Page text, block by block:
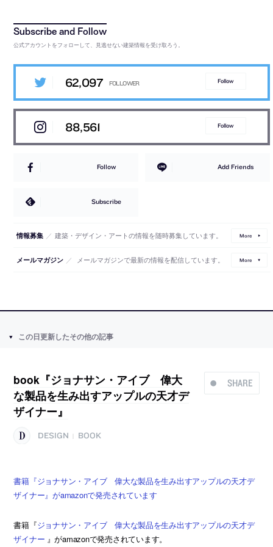
公式アカウントをフォローして、見逃せない建築情報を受け取ろう。
62,097 Follow
88,561 Follow
Follow Add Friends
Subscribe
情報募集 ／ 建築・デザイン・アートの情報を随時募集しています。 More
メールマガジン ／ メールマガジンで最新の情報を配信しています。 More
この日更新したその他の記事
SHARE
book『ジョナサン・アイブ 偉大
な製品を生み出すアップルの天才デ
ザイナー』
DESIGN BOOK
書籍『ジョナサン・アイブ 偉大な製品を生み出すアップルの天才デ
ザイナー』がamazonで発売されています
書籍『ジョナサン・アイブ 偉大な製品を生み出すアップルの天才デ
ザイナー 』がamazonで発売されています。